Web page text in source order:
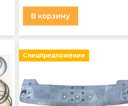
В корзину
Спецпредложение